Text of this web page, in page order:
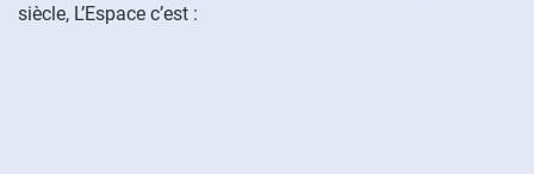
siècle, L’Espace c’est :